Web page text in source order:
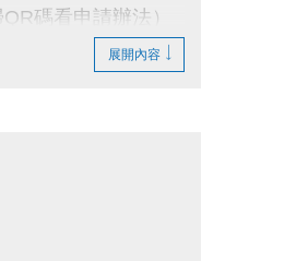
碼看申請辦法）
展開內容